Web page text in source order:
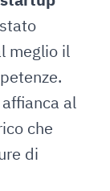
meglio il
al
che
di